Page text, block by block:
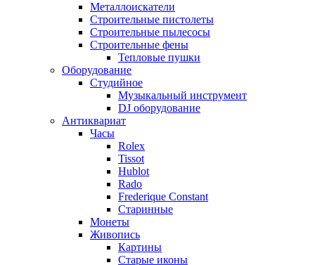
Металлоискатели
Строительные пистолеты
Строительные пылесосы
Строительные фены
Тепловые пушки
Оборудование
Студийное
Музыкальный инструмент
DJ оборудование
Антиквариат
Часы
Rolex
Tissot
Hublot
Rado
Frederique Constant
Старинные
Монеты
Живопись
Картины
Старые иконы